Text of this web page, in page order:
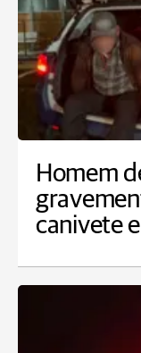
Homem
canivete